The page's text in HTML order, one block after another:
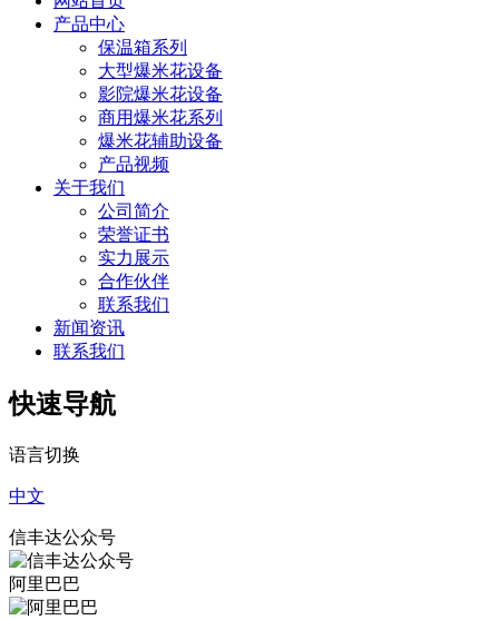
产品中心
保温箱系列
大型爆米花设备
影院爆米花设备
商用爆米花系列
爆米花辅助设备
产品视频
关于我们
公司简介
荣誉证书
实力展示
合作伙伴
联系我们
新闻资讯
联系我们
快速导航
语言切换
中文
信丰达公众号
阿里巴巴